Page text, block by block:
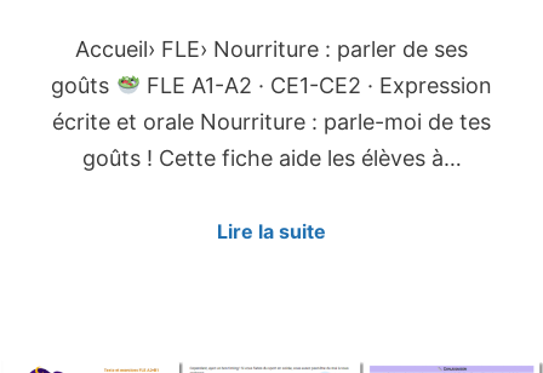
Accueil› FLE› Nourriture : parler de ses
goûts
FLE A1-A2 · CE1-CE2 · Expression
écrite et orale Nourriture : parle-moi de tes
goûts ! Cette fiche aide les élèves à…
Lire la suite